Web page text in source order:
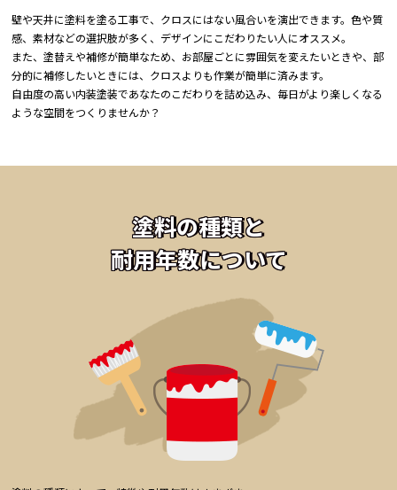
壁や天井に塗料を塗る工事で、クロスにはない風合いを演出できます。色や質
感、素材などの選択肢が多く、デザインにこだわりたい人にオススメ。
また、塗替えや補修が簡単なため、お部屋ごとに雰囲気を変えたいときや、部
分的に補修したいときには、クロスよりも作業が簡単に済みます。
自由度の高い内装塗装であなたのこだわりを詰め込み、毎日がより楽しくなる
ような空間をつくりませんか？
塗料の種類と
耐用年数について